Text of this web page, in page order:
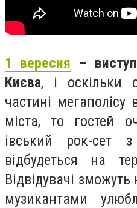
1 вересня –
Києва, і оскільки
частині
міста, то гостей
івський рок-сет
відбудеться на
Відвідувачі зможуть
музикантами